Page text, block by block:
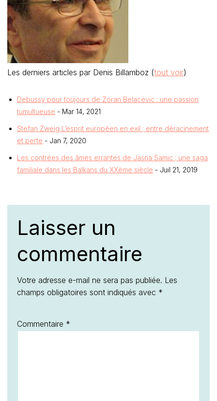
Les derniers articles par Denis Billamboz (tout voir)
Debussy pour toujours de Zoran Belacevic : une passion
tumultueuse - Mar 14, 2021
Stefan Zweig L’esprit européen en exil ; entre déracinement
et perte - Jan 7, 2020
Les contrées des âmes errantes de Jasna Samic ; une saga
familiale dans les Balkans du XXème siècle - Juil 21, 2019
Laisser un
commentaire
Votre adresse e-mail ne sera pas publiée. Les
champs obligatoires sont indiqués avec *
Commentaire *